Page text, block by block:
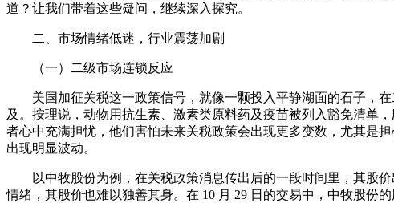
道？让我们带着这些疑问，继续深入探究。
二、市场情绪低迷，行业震荡加剧
（一）二级市场连锁反应
美国加征关税这一政策信号，就像一颗投入平静湖面的石子，
及。按理说，动物用抗生素、激素类原料药及疫苗被列入豁免清单
者心中充满担忧，他们害怕未来关税政策会出现更多变数，尤其是
出现明显波动。
以中牧股份为例，在关税政策消息传出后的一段时间里，其股
情绪，其股价也难以独善其身。在 10 月 29 日的交易中，中牧股份